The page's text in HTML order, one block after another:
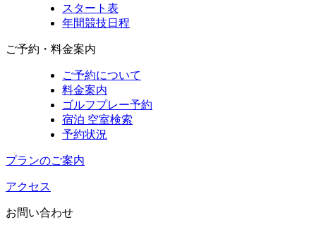
スタート表
年間競技日程
ご予約・料金案内
ご予約について
料金案内
ゴルフプレー予約
宿泊 空室検索
予約状況
プランのご案内
アクセス
お問い合わせ